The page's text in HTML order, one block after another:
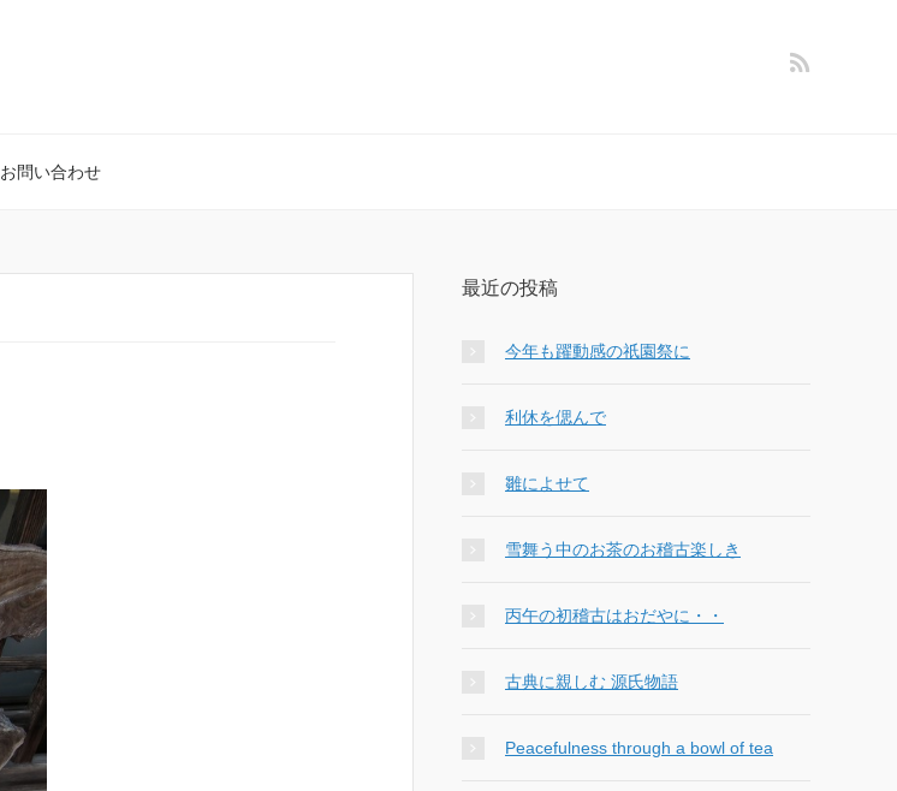
お問い合わせ
最近の投稿
今年も躍動感の祇園祭に
利休を偲んで
雛によせて
雪舞う中のお茶のお稽古楽しき
丙午の初稽古はおだやに・・
古典に親しむ 源氏物語
Peacefulness through a bowl of tea